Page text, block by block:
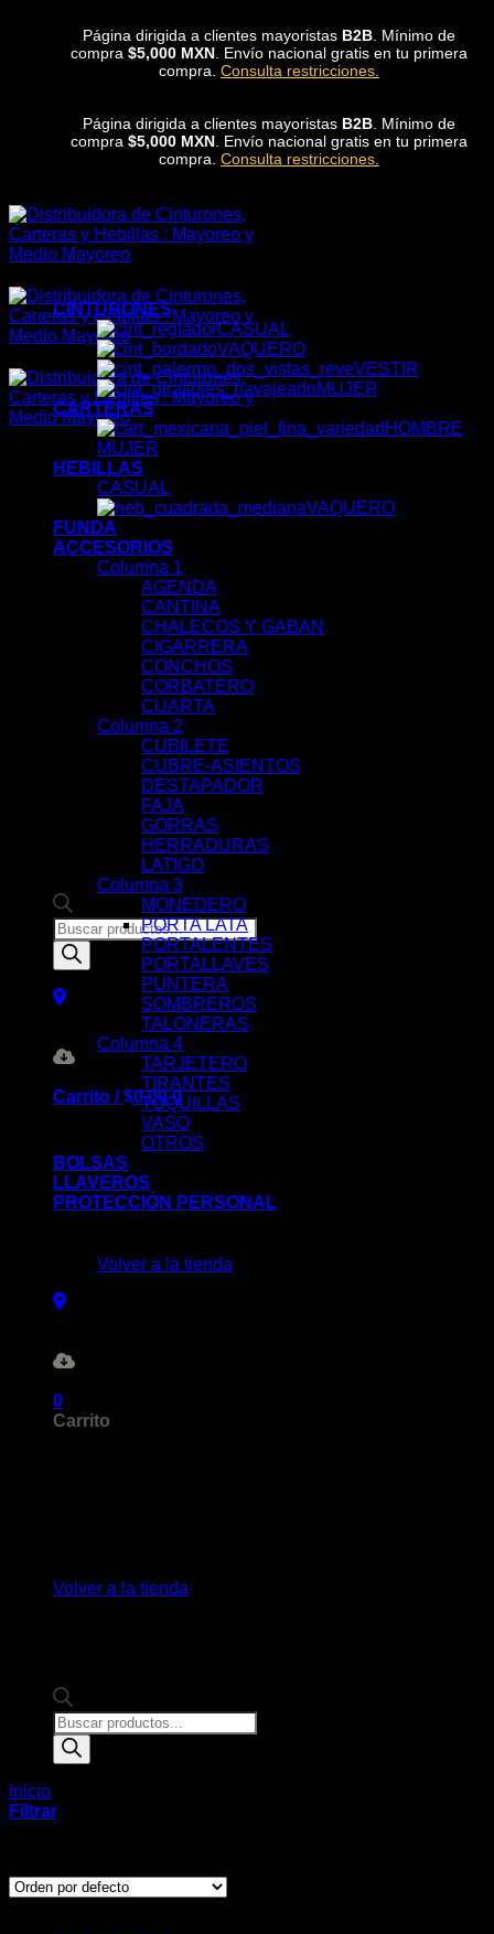
Página dirigida a clientes mayoristas B2B . Mínimo de
compra $5,000 MXN . Envío nacional gratis en tu primera
compra. Consulta restricciones.
Página dirigida a clientes mayoristas B2B . Mínimo de
compra $5,000 MXN . Envío nacional gratis en tu primera
compra. Consulta restricciones.
Products
search
Carrito /$0.00 0
Volver a la tienda
0
Carrito
Volver a la tienda
CINTURONES
CASUAL
VAQUERO
VESTIR
MUJER
CARTERAS
HOMBRE
MUJER
HEBILLAS
CASUAL
VAQUERO
FUNDA
ACCESORIOS
Columna 1
AGENDA
CANTINA
CHALECOS Y GABAN
CIGARRERA
CONCHOS
CORBATERO
CUARTA
Columna 2
CUBILETE
CUBRE-ASIENTOS
DESTAPADOR
FAJA
GORRAS
HERRADURAS
LATIGO
Columna 3
MONEDERO
PORTA LATA
PORTALENTES
PORTALLAVES
PUNTERA
SOMBREROS
TALONERAS
Columna 4
TARJETERO
TIRANTES
TOQUILLAS
VASO
OTROS
BOLSAS
LLAVEROS
PROTECCIÓN PERSONAL
Products
search
Inicio
Filtrar